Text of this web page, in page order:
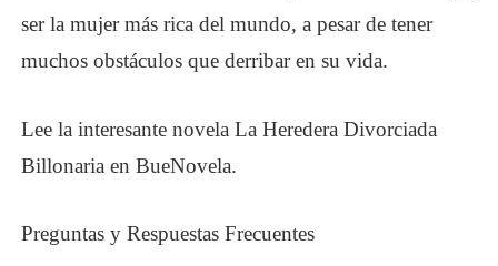
ser la mujer más rica del mundo, a pesar de tener
muchos obstáculos que derribar en su vida.
Lee la interesante novela La Heredera Divorciada
Billonaria en BueNovela.
Preguntas y Respuestas Frecuentes